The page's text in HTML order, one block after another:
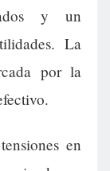
y un
La
por la
en